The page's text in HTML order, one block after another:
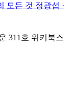
모든 것 정광섭 ·
311호 위키북스